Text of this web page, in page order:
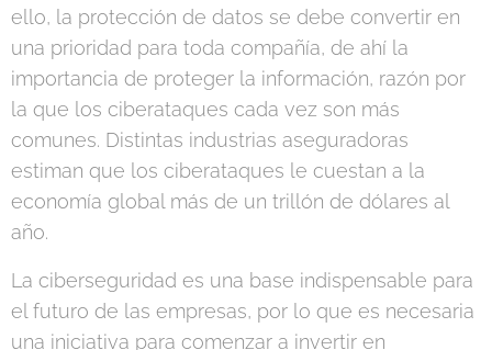
ello, la protección de datos se debe convertir en
una prioridad para toda compañía, de ahí la
importancia de proteger la información, razón por
la que los ciberataques cada vez son más
comunes. Distintas industrias aseguradoras
estiman que los ciberataques le cuestan a la
economía global más de un trillón de dólares al
año.
La ciberseguridad es una base indispensable para
el futuro de las empresas, por lo que es necesaria
una iniciativa para comenzar a invertir en